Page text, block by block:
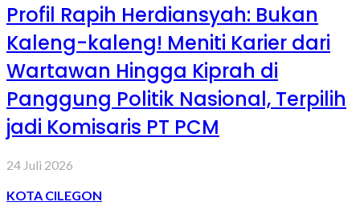
Profil Rapih Herdiansyah: Bukan
Kaleng-kaleng! Meniti Karier dari
Wartawan Hingga Kiprah di
Panggung Politik Nasional, Terpilih
jadi Komisaris PT PCM
24 Juli 2026
KOTA CILEGON